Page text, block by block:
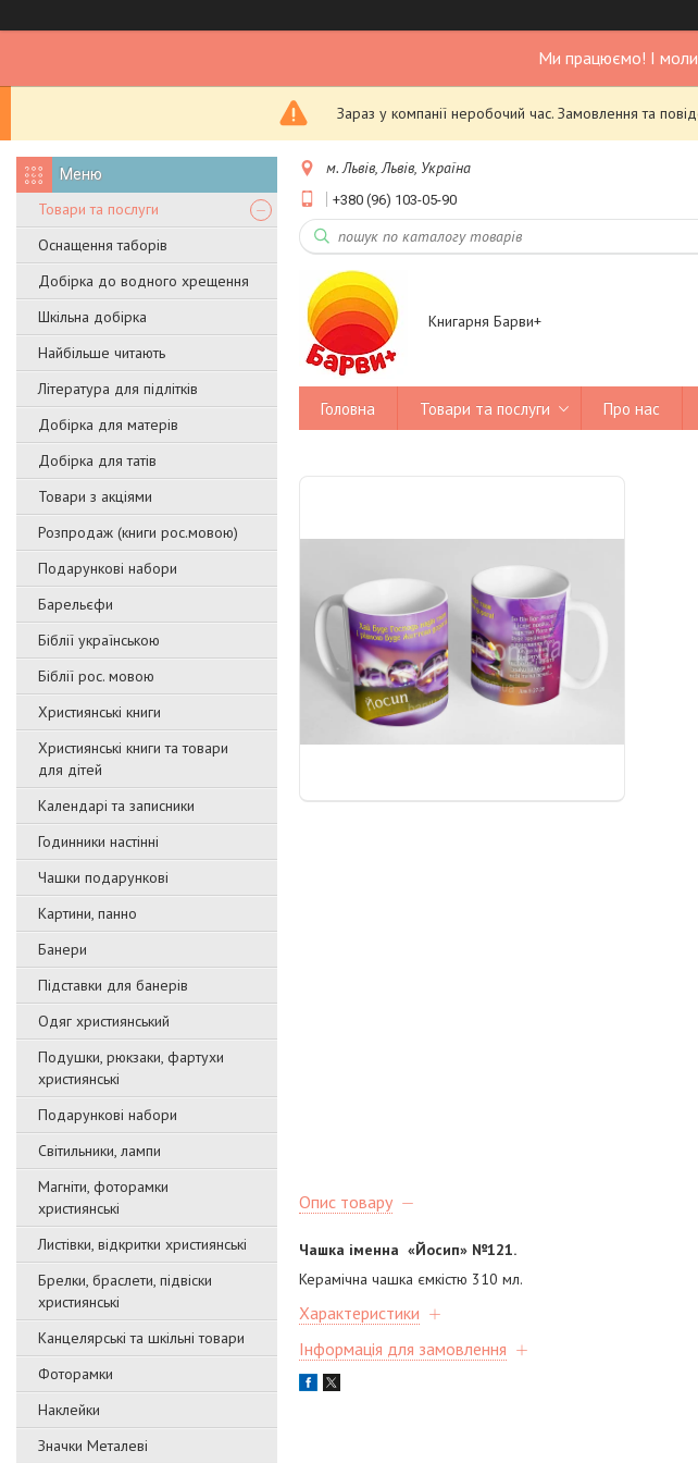
Ми працюємо! І
Зараз у компанії неробочий час. Замовлення та
Товари та послуги
Оснащення таборів
Добірка до водного хрещення
Шкільна добірка
Найбільше читають
Література для підлітків
Добірка для матерів
Добірка для татів
Товари з акціями
Розпродаж (книги рос.мовою)
Подарункові набори
Барельєфи
Біблії українською
Біблії рос. мовою
Християнські книги
Християнські книги та товари
для дітей
Календарі та записники
Годинники настінні
Чашки подарункові
Картини, панно
Банери
Підставки для банерів
Одяг християнський
Подушки, рюкзаки, фартухи
християнські
Подарункові набори
Світильники, лампи
Магніти, фоторамки
християнські
Листівки, відкритки християнські
Брелки, браслети, підвіски
християнські
Канцелярські та шкільні товари
Фоторамки
Наклейки
Значки Металеві
м. Львів, Львів, Україна
+380 (96) 103-05-90
Книгарня Барви+
Головна Товари та послуги Про нас
Опис товару
Чашка іменна «Йосип» №121.
Керамічна чашка ємкістю 310 мл.
Характеристики
Інформація для замовлення